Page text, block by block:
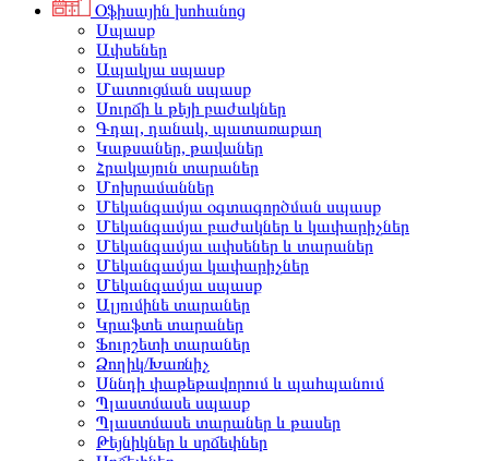
Օֆիսային խոհանոց
Սպասք
Ափսեներ
Ապակյա սպասք
Մատուցման սպասք
Սուրճի և թեյի բաժակներ
Գդալ, դանակ, պատառաքաղ
Կաթսաներ, թավաներ
Հրակայուն տարաներ
Մոխրամաններ
Մեկանգամյա օգտագործման սպասք
Մեկանգամյա բաժակներ և կափարիչներ
Մեկանգամյա ափսեներ և տարաներ
Մեկանգամյա կափարիչներ
Մեկանգամյա սպասք
Ալյումինե տարաներ
Կրաֆտե տարաներ
Ֆուրշետի տարաներ
Ձողիկ/Խառնիչ
Սննդի փաթեթավորում և պահպանում
Պլաստմասե սպասք
Պլաստմասե տարաներ և թասեր
Թեյնիկներ և սրճեփներ